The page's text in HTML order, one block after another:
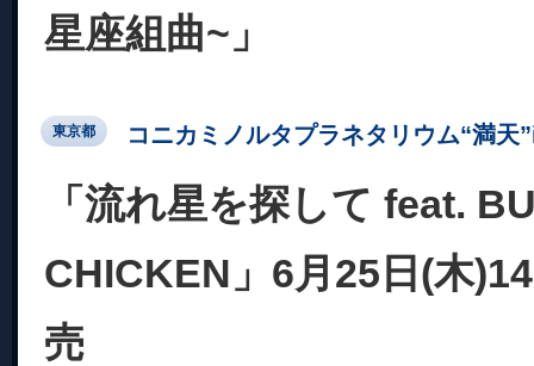
星座組曲~」
東京都 コニカミノルタプラネタリウム“満
「流れ星を探して feat.
CHICKEN」6月25日(木
売